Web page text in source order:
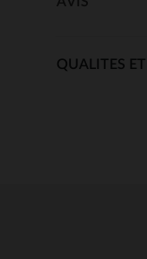
QUALITES